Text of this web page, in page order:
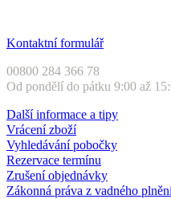
Kontaktní formulář
00800 284 366 78
Od pondělí do pátku 9:00 až
Další informace a tipy
Vrácení zboží
Vyhledávání pobočky
Rezervace termínu
Zrušení objednávky
Zákonná práva z vadného